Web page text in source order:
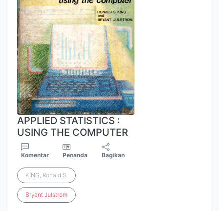
APPLIED STATISTICS :
USING THE COMPUTER
Komentar Penanda Bagikan
KING, Ronald S.
Bryant Julstrom